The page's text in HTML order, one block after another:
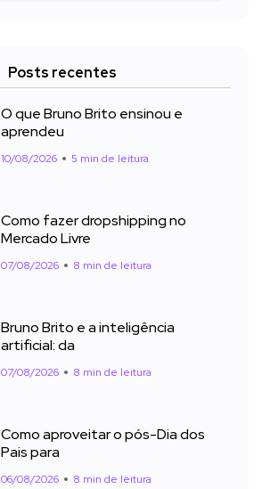
Posts recentes
O que Bruno Brito ensinou e
aprendeu
10/08/2026 5 min de leitura
Como fazer dropshipping no
Mercado Livre
07/08/2026 8 min de leitura
Bruno Brito e a inteligência
artificial: da
07/08/2026 8 min de leitura
Como aproveitar o pós-Dia dos
Pais para
06/08/2026 8 min de leitura